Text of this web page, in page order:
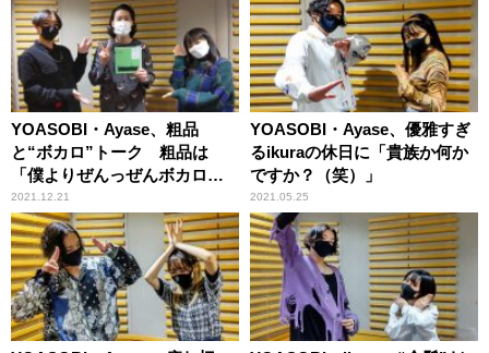
YOASOBI・Ayase、粗品
と“ボカロ”トーク 粗品は
「僕よりぜんっぜんボカロ
P！」
2021.12.21
YOASOBI・Ayase、優雅すぎ
るikuraの休日に「貴族か何か
ですか？（笑）」
2021.05.25